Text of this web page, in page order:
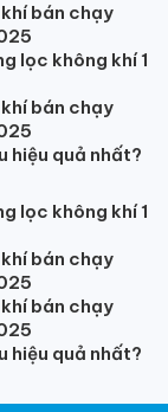
lý tưởng cho
họp,
cùng điều
như quạt
phụ rộng hơn
bán chạy
lọc không khí 1
bán chạy
hiệu quả nhất?
lọc không khí 1
bán chạy
bán chạy
hiệu quả nhất?